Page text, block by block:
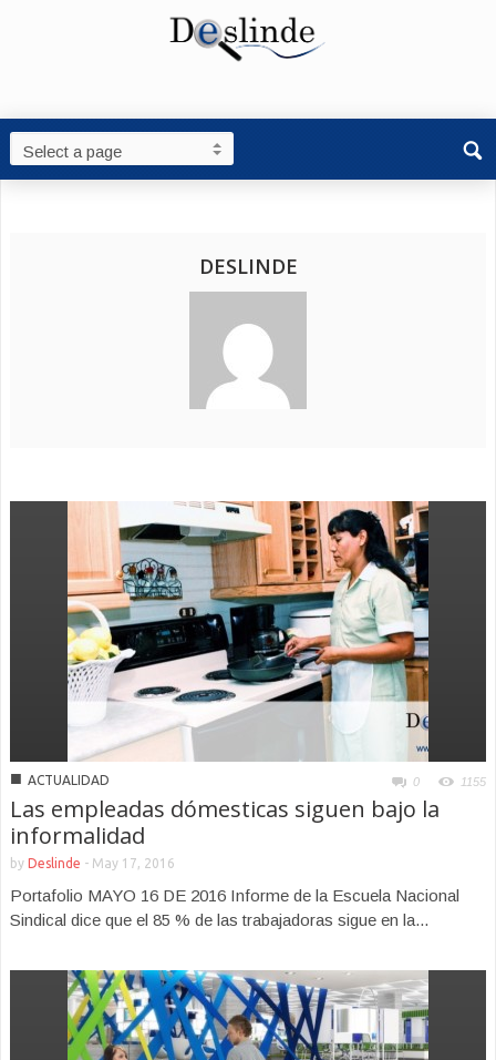
DESLINDE
■ ACTUALIDAD 0 1155
Las empleadas dómesticas siguen bajo la
informalidad
by Deslinde - May 17, 2016
Portafolio MAYO 16 DE 2016 Informe de la Escuela Nacional
Sindical dice que el 85 % de las trabajadoras sigue en la...